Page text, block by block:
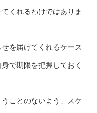
くれるわけではありま
を届けてくれるケース
で期限を把握しておく
ことのないよう、スケ